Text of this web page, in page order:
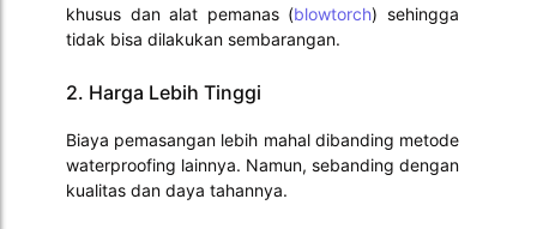
khusus dan alat pemanas (blowtorch) sehingga
tidak bisa dilakukan sembarangan.
2. Harga Lebih Tinggi
Biaya pemasangan lebih mahal dibanding metode
waterproofing lainnya. Namun, sebanding dengan
kualitas dan daya tahannya.